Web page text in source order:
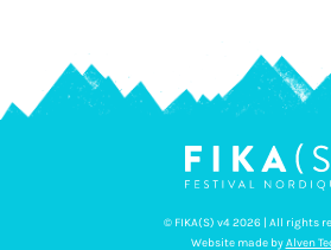
© FIKA(S) v4 2026 | All rights
Website made byAlven